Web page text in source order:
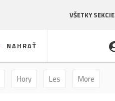
VŠETKY SEKCIE
NAHRAŤ
Hory Les More